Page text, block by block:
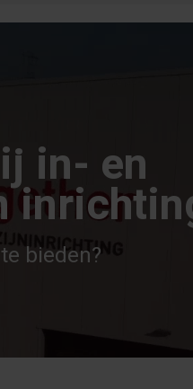
in- en
bieden?